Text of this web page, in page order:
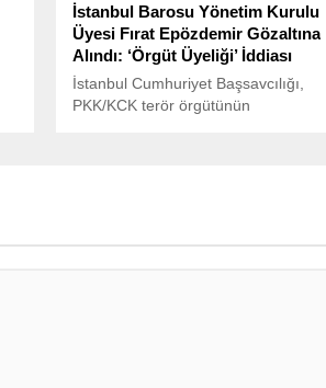
İstanbul Barosu Yönetim Kurulu
Üyesi Fırat Epözdemir Gözaltına
Alındı: ‘Örgüt Üyeliği’ İddiası
İstanbul Cumhuriyet Başsavcılığı,
PKK/KCK terör örgütünün